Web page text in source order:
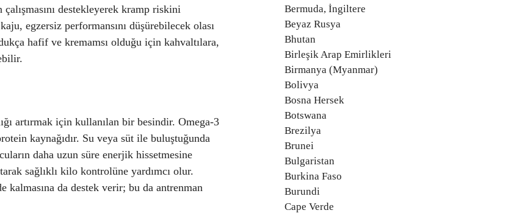
çalışmasını destekleyerek kramp riskini
egzersiz performansını düşürebilecek olası
hafif ve kremamsı olduğu için kahvaltılara,
artırmak için kullanılan bir besindir. Omega-3
kaynağıdır. Su veya süt ile buluştuğunda
daha uzun süre enerjik hissetmesine
sağlıklı kilo kontrolüne yardımcı olur.
da destek verir; bu da antrenman
Bermuda, İngiltere
Beyaz Rusya
Bhutan
Birleşik Arap Emirlikleri
Birmanya (Myanmar)
Bolivya
Bosna Hersek
Botswana
Brezilya
Brunei
Bulgaristan
Burkina Faso
Burundi
Cape Verde